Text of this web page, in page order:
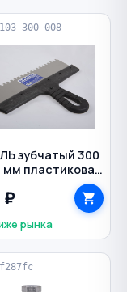
300-008
зубчатый 300
мм пластиковая
нерж. сталь
₽
рынка